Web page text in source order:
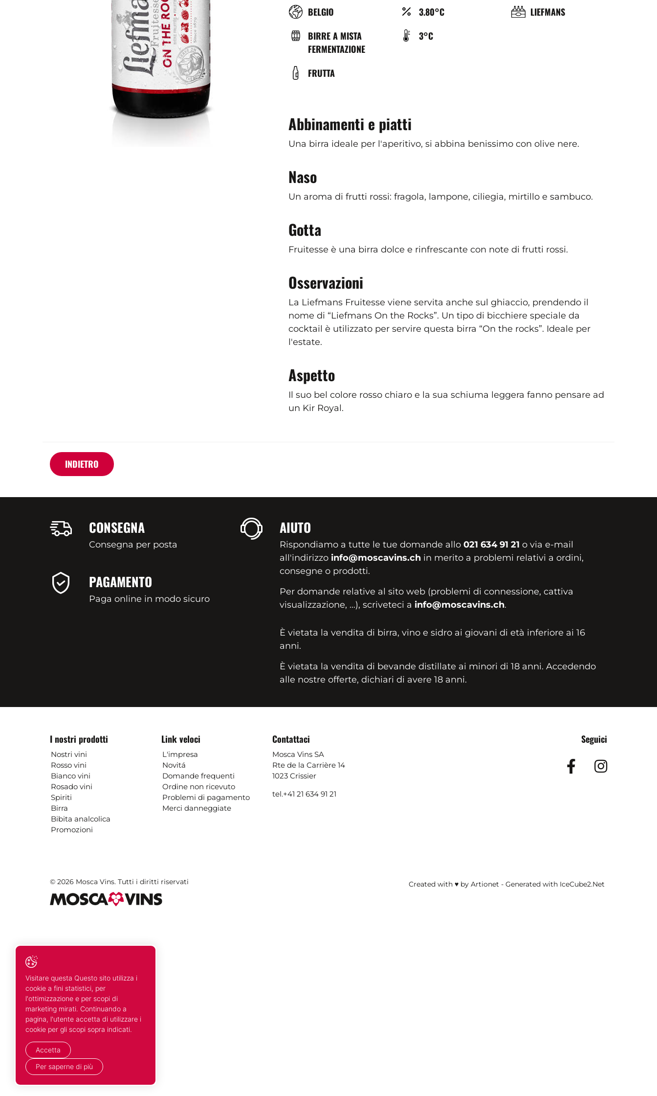
RÉGION
BELGIO
TYPE
DE
BIRRE A MISTA
FERMENTAZIONE
COULEUR
FRUTTA
ALCOOL
3.80°C
TEMPÉRATURE
3°C
BRASSERIE
LIEFMANS
Abbinamenti e piatti
Una birra ideale per l'aperitivo, si abbina benissimo con olive nere.
Naso
Un aroma di frutti rossi: fragola, lampone, ciliegia, mirtillo e sambuco.
Gotta
Fruitesse è una birra dolce e rinfrescante con note di frutti rossi.
Osservazioni
La Liefmans Fruitesse viene servita anche sul ghiaccio, prendendo il
nome di “Liefmans On the Rocks”. Un tipo di bicchiere speciale da
cocktail è utilizzato per servire questa birra “On the rocks”. Ideale per
l'estate.
Aspetto
Il suo bel colore rosso chiaro e la sua schiuma leggera fanno pensare ad
un Kir Royal.
INDIETRO
CONSEGNA
Consegna per posta
PAGAMENTO
Paga online in modo sicuro
AIUTO
Rispondiamo a tutte le tue domande allo 021 634 91 21 o via e-mail
all'indirizzo info@moscavins.ch in merito a problemi relativi a ordini,
consegne o prodotti.
Per domande relative al sito web (problemi di connessione, cattiva
visualizzazione, ...), scriveteci a info@moscavins.ch.
È vietata la vendita di birra, vino e sidro ai giovani di età inferiore ai 16
anni.
È vietata la vendita di bevande distillate ai minori di 18 anni. Accedendo
alle nostre offerte, dichiari di avere 18 anni.
I nostri prodotti
Nostri vini
Rosso vini
Bianco vini
Rosado vini
Spiriti
Birra
Bibita analcolica
Promozioni
Link veloci
L'impresa
Novitá
Domande frequenti
Ordine non ricevuto
Problemi di pagamento
Merci danneggiate
Contattaci
Mosca Vins SA
Rte de la Carrière 14
1023 Crissier
tel.+41 21 634 91 21
Seguici
Facebook
© 2026 Mosca Vins. Tutti i diritti riservati Created with ♥ by Artionet - Generated with IceCube2.Net
Visitare questa Questo sito utilizza i
cookie a fini statistici, per
l'ottimizzazione e per scopi di
marketing mirati. Continuando a
pagina, l'utente accetta di utilizzare i
cookie per gli scopi sopra indicati.
Accetta
Per saperne di più